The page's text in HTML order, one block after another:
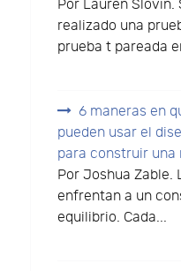
Por Lauren
realizado una
prueba t pareada
6 maneras en
pueden usar el
para construir
Por Joshua Zable.
enfrentan a un
equilibrio. Cada...